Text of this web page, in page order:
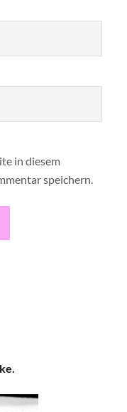
in diesem
speichern.